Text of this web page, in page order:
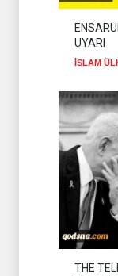
UYARI
İSLAM
THE